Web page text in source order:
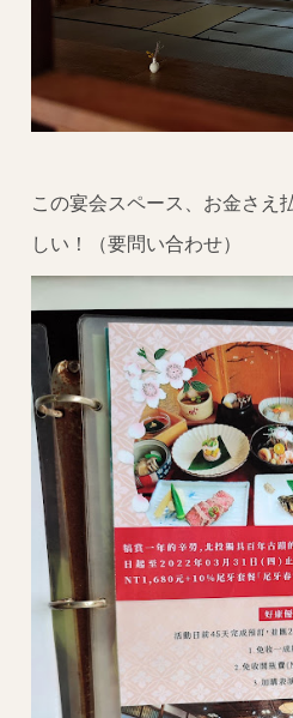
この宴会スペース、お金さえ
しい！（要問い合わせ）